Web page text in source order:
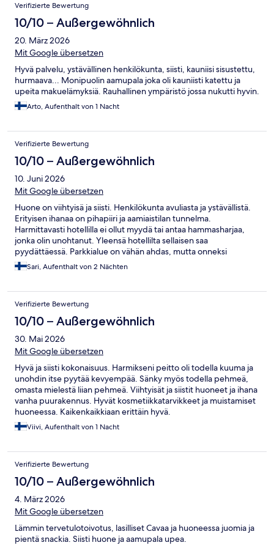
Verifizierte Bewertung
10/10 – Außergewöhnlich
20. März 2026
Mit Google übersetzen
Hyvä palvelu, ystävällinen henkilökunta, siisti, kauniisi sisustettu,
hurmaava... Monipuolin aamupala joka oli kauniisti katettu ja
upeita makuelämyksiä. Rauhallinen ympäristö jossa nukutti hyvin.
Arto, Aufenthalt von 1 Nacht
Verifizierte Bewertung
10/10 – Außergewöhnlich
10. Juni 2026
Mit Google übersetzen
Huone on viihtyisä ja siisti. Henkilökunta avuliasta ja ystävällistä.
Erityisen ihanaa on pihapiiri ja aamiaistilan tunnelma.
Harmittavasti hotellilla ei ollut myydä tai antaa hammasharjaa,
jonka olin unohtanut. Yleensä hotellilta sellaisen saa
pyydättäessä. Parkkialue on vähän ahdas, mutta onneksi
viereiseltä kadulta löytyy aina tilaa.
Sari, Aufenthalt von 2 Nächten
Verifizierte Bewertung
10/10 – Außergewöhnlich
30. Mai 2026
Mit Google übersetzen
Hyvä ja siisti kokonaisuus. Harmikseni peitto oli todella kuuma ja
unohdin itse pyytää kevyempää. Sänky myös todella pehmeä,
omasta mielestä liian pehmeä. Viihtyisät ja siistit huoneet ja ihana
vanha puurakennus. Hyvät kosmetiikkatarvikkeet ja muistamiset
huoneessa. Kaikenkaikkiaan erittäin hyvä.
Viivi, Aufenthalt von 1 Nacht
Verifizierte Bewertung
10/10 – Außergewöhnlich
4. März 2026
Mit Google übersetzen
Lämmin tervetulotoivotus, lasilliset Cavaa ja huoneessa juomia ja
pientä snackia. Siisti huone ja aamupala upea.